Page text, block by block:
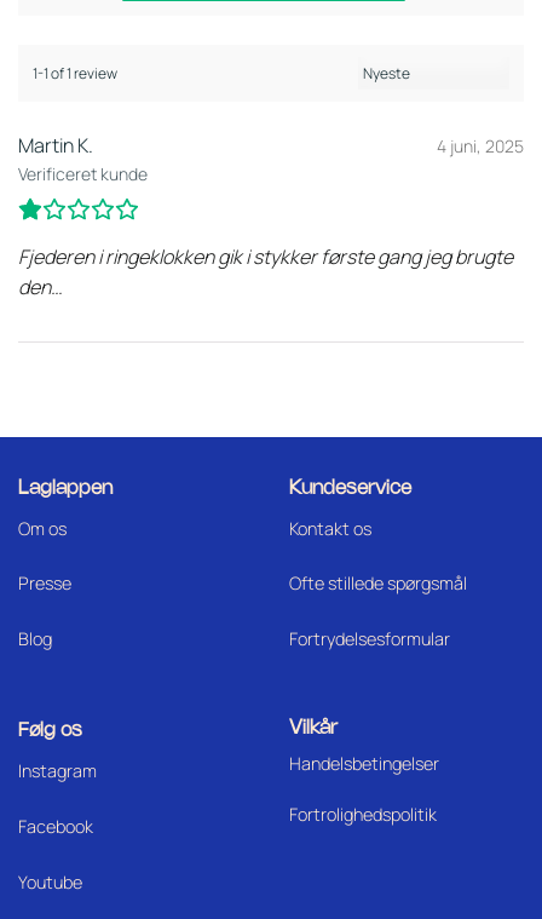
1-1 of 1 review
Martin K.
Verificeret kunde
4 juni, 2025
Fjederen i ringeklokken gik i stykker første gang jeg brugte
den…
Laglappen
Om os
Presse
Blog
Kundeservice
Kontakt os
Ofte stillede spørgsmål
Fortrydelsesformular
Følg os
Instagram
Facebook
Youtube
Vilkår
Handelsbetingelser
Fortrolighedspolitik